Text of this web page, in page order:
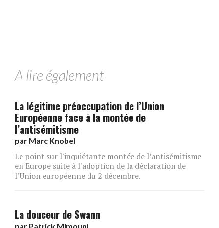
A lire également
La légitime préoccupation de l’Union
Européenne face à la montée de
l’antisémitisme
par Marc Knobel
Le point sur l'inquiétante montée de l’antisémitisme
en Europe suite à l'adoption de la déclaration de
l’Union européenne du 2 décembre.
La douceur de Swann
par Patrick Mimouni